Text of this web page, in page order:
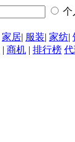
个
家居| 服装| 家纺|
| 商机 | 排行榜